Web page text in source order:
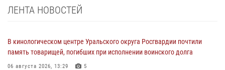
ЛЕНТА НОВОСТЕЙ
В кинологическом центре Уральского округа Росгвардии почтили
память товарищей, погибших при исполнении воинского долга
06 августа 2026, 13:29 5